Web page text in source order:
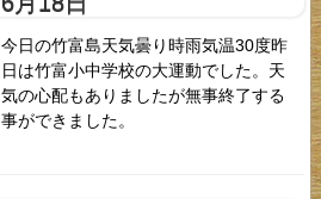
今日の竹富島天気曇り時雨気温30度昨
日は竹富小中学校の大運動でした。天
気の心配もありましたが無事終了する
事ができました。